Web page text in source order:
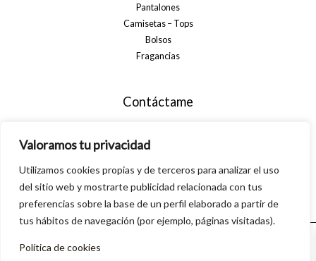
Valoramos tu privacidad
Utilizamos cookies propias y de terceros para analizar el uso
del sitio web y mostrarte publicidad relacionada con tus
preferencias sobre la base de un perfil elaborado a partir de
tus hábitos de navegación (por ejemplo, páginas visitadas).
Política de cookies
Pantalones
Camisetas – Tops
Bolsos
Fragancias
Contáctame
info@alsanamoda.com
C. Algarrobo, 40, 29560 Pizarra, Málaga
© 2026 Alsanamoda. Powered by Linkasoft